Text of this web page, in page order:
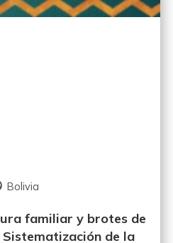
Bolivia
familiar y brotes de
de la